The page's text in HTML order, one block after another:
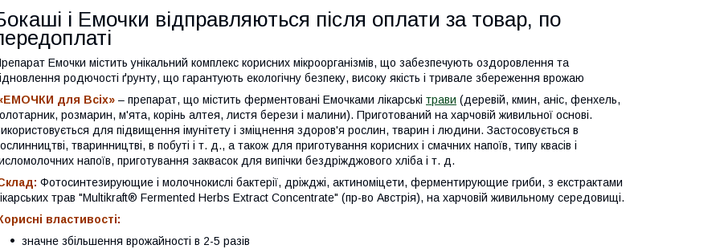
і Емочки відправляються після оплати за товар, по
Емочки містить унікальний комплекс корисних мікроорганізмів, що забезпечують оздоровлення та
родючості ґрунту, що гарантують екологічну безпеку, високу якість і тривале збереження врожаю
для Всіх» – препарат, що містить ферментовані Емочками лікарські трави (деревій, кмин, аніс, фенхель,
розмарин, м'ята, корінь алтея, листя берези і малини). Приготований на харчовій живильної основі.
для підвищення імунітету і зміцнення здоров'я рослин, тварин і людини. Застосовується в
тваринництві, в побуті і т. д., а також для приготування корисних і смачних напоїв, типу квасів і
напоїв, приготування заквасок для випічки бездріжджового хліба і т. д.
Фотосинтезирующие і молочнокислі бактерії, дріжджі, актиноміцети, ферментирующие гриби, з екстрактами
трав "Multikraft® Fermented Herbs Extract Concentrate" (пр-во Австрія), на харчовій живильному середовищі.
властивості:
значне збільшення врожайності в 2-5 разів